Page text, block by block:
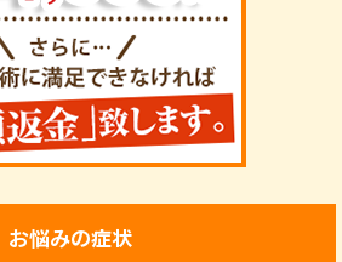
お悩みの症状